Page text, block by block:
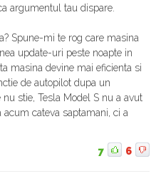
argumentul tau dispare.
Spune-mi te rog care masina
update-uri peste noapte in
masina devine mai eficienta si
de autopilot dupa un
stie, Tesla Model S nu a avut
cateva saptamani, ci a
7 6